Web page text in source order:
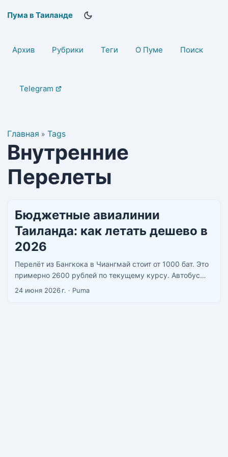
Пума в Таиланде
Архив Рубрики Теги О Пуме Поиск
Telegram
Главная » Tags
Внутренние
Перелеты
Бюджетные авиалинии
Таиланда: как летать дешево в
2026
Перелёт из Бангкока в Чиангмай стоит от 1000 бат. Это
примерно 2600 рублей по текущему курсу. Автобус
туда же идёт 9–10 часов и стоит сопоставимо. Вот
24 июня 2026 г. · Puma